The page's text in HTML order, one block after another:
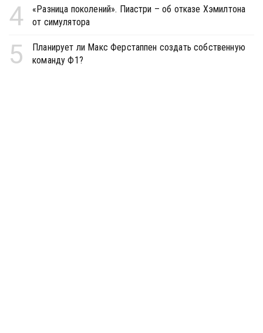
4
«Разница поколений». Пиастри – об отказе Хэмилтона
от симулятора
5
Планирует ли Макс Ферстаппен создать собственную
команду Ф1?